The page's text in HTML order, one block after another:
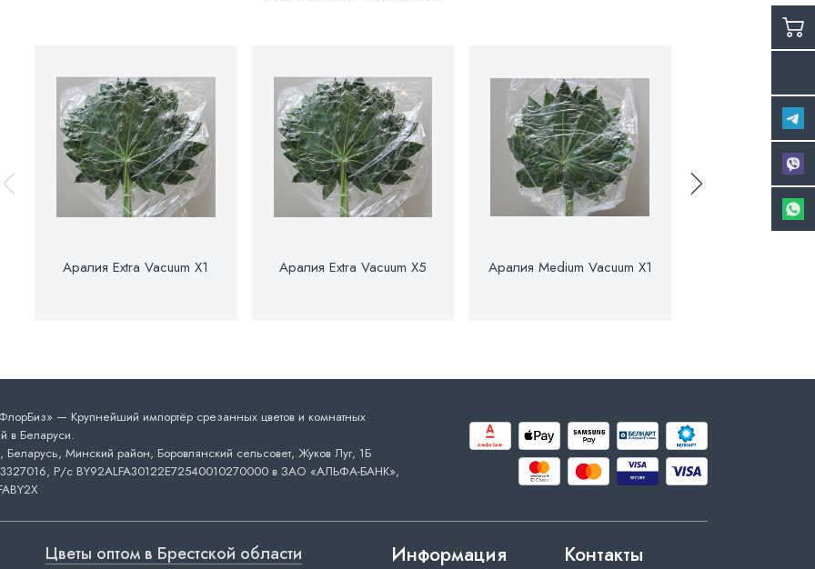
Аралия Extra Vacuum X1 Аралия Extra Vacuum X5 Аралия Medium Vacuum X1
— Крупнейший импортёр срезанных цветов и комнатных
в Беларуси.
Минский район, Боровлянский сельсовет, Жуков Луг, 1Б
Р/с BY92ALFA30122E72540010270000 в ЗАО «АЛЬФА-БАНК»,
Цветы оптом в Брестской области Информация Контакты